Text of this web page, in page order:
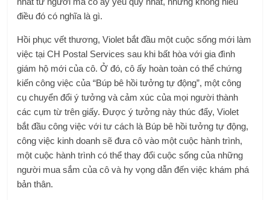
điều đó có nghĩa là gì.
Hồi phục vết thương, Violet bắt đầu một cuộc sống mới làm
việc tại CH Postal Services sau khi bất hòa với gia đình
giám hộ mới của cô. Ở đó, cô ấy hoàn toàn có thể chứng
kiến ​​​​công việc của “Búp bê hồi tưởng tự động”, một công
cụ chuyển đổi ý tưởng và cảm xúc của mọi người thành
các cụm từ trên giấy. Được ý tưởng này thúc đẩy, Violet
bắt đầu công việc với tư cách là Búp bê hồi tưởng tự động,
công việc kinh doanh sẽ đưa cô vào một cuộc hành trình,
một cuộc hành trình có thể thay đổi cuộc sống của những
người mua sắm của cô và hy vọng dẫn đến việc khám phá
bản thân.